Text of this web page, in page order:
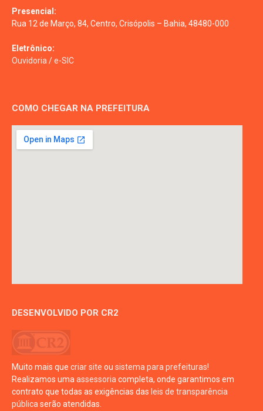
Presencial:
Rua 12 de Março, 84, Centro, Crisópolis – Bahia, 48480-000
Eletrônico:
Ouvidoria /e-SIC
COMO CHEGAR NA PREFEITURA
DESENVOLVIDO POR CR2
Muito mais que criar site ou sistema para prefeituras!
Realizamos uma assessoria completa, onde garantimos em
contrato que todas as exigências das leis de transparência
pública serão atendidas.